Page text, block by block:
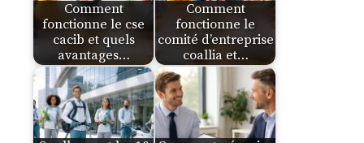
Comment
fonctionne le cse
cacib et quels
avantages…
Comment
fonctionne le
comité d’entreprise
coallia et…